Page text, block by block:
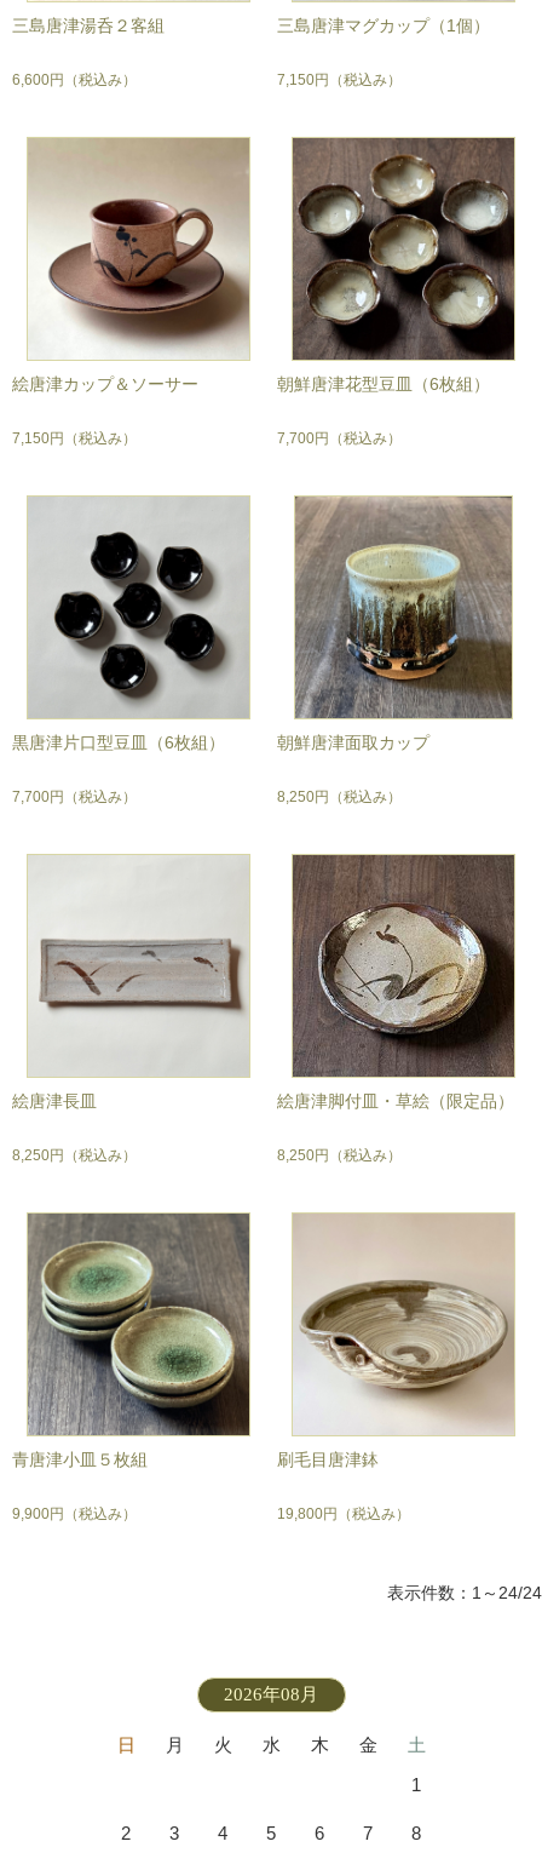
三島唐津湯呑２客組
6,600円 （税込み）
三島唐津マグカップ（1個）
7,150円 （税込み）
絵唐津カップ＆ソーサー
7,150円 （税込み）
朝鮮唐津花型豆皿（6枚組）
7,700円 （税込み）
黒唐津片口型豆皿（6枚組）
7,700円 （税込み）
朝鮮唐津面取カップ
8,250円 （税込み）
絵唐津長皿
8,250円 （税込み）
絵唐津脚付皿・草絵（限定品）
8,250円 （税込み）
青唐津小皿５枚組
9,900円 （税込み）
刷毛目唐津鉢
19,800円 （税込み）
表示件数：1～24/24
2026年08月
日 月 火 水 木 金
土
1
2 3 4 5 6 7 8